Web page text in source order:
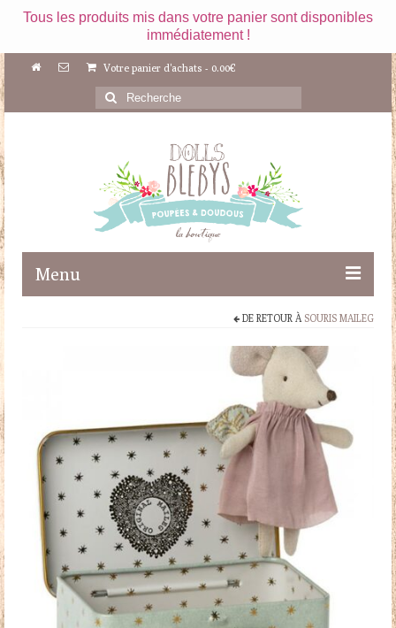
Tous les produits mis dans votre panier sont disponibles
immédiatement !
Votre panier d'achats - 0.00€
Rechercher
:
Menu
Doudous
Mobilier & Accessoires
Blog
Contact
Panier
DE RETOUR À SOURIS MAILEG